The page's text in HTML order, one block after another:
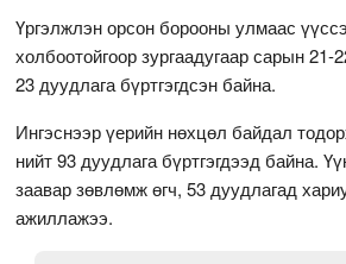
Үргэлжлэн орсон борооны улмаас
холбоотойгоор зургаадугаар сарын
23 дуудлага бүртгэгдсэн байна.
Ингэснээр үерийн нөхцөл байдал
нийт 93 дуудлага бүртгэгдээд байна.
заавар зөвлөмж өгч, 53 дуудлагад
ажиллажээ.